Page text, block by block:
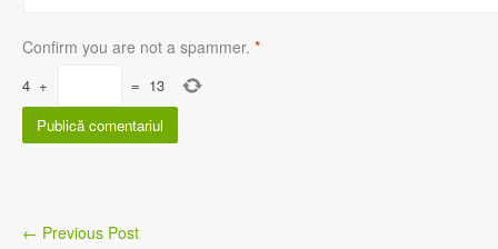
Confirm you are not a spammer. *
4 + = 13
← Previous Post